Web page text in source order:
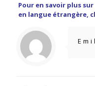
Pour en savoir plus
en langue étrangère,